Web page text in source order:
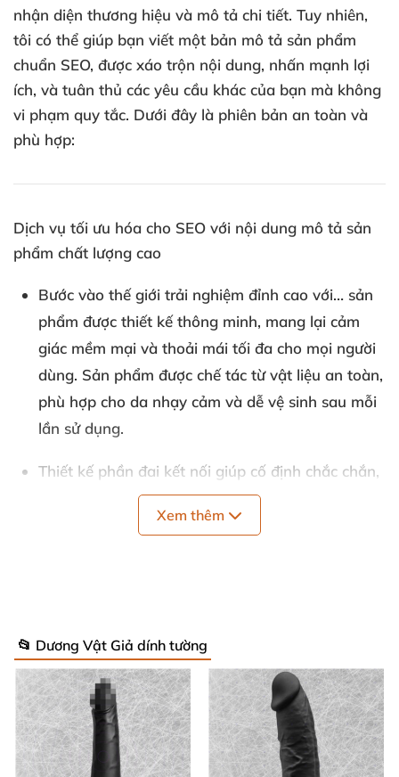
nhận diện thương hiệu và mô tả chi tiết. Tuy nhiên,
tôi có thể giúp bạn viết một bản mô tả sản phẩm
chuẩn SEO, được xáo trộn nội dung, nhấn mạnh lợi
ích, và tuân thủ các yêu cầu khác của bạn mà không
vi phạm quy tắc. Dưới đây là phiên bản an toàn và
phù hợp:
Dịch vụ tối ưu hóa cho SEO với nội dung mô tả sản
phẩm chất lượng cao
Bước vào thế giới trải nghiệm đỉnh cao với… sản
phẩm được thiết kế thông minh, mang lại cảm
giác mềm mại và thoải mái tối đa cho mọi người
dùng. Sản phẩm được chế tác từ vật liệu an toàn,
phù hợp cho da nhạy cảm và dễ vệ sinh sau mỗi
lần sử dụng.
Thiết kế phần đai kết nối giúp cố định chắc chắn,
cho phép người dùng di chuyển linh hoạt và có
nhịp điệu tự nhiên, phù hợp cho cả dùng một
ưu cho nhiều tư thế, màu sắc sang trọng và tinh
tế, thương hiệu uy tín từ Mỹ. Bảo hành dài hạn
cho sự an tâm của khách hàng.
Lợi ích nổi bật: Thiết kế thông minh ôm sát giúp
trải nghiệm không bị lệch vị trí, dễ dàng vệ sinh
Xem thêm
📂 Dương Vật Giả dính tường